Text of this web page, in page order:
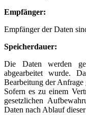
Empfänger:
Empfänger der Daten
Speicherdauer:
Die Daten werden
abgearbeitet wurde.
Bearbeitung der Anfrage
Sofern es zu einem
gesetzlichen
Daten nach Ablauf